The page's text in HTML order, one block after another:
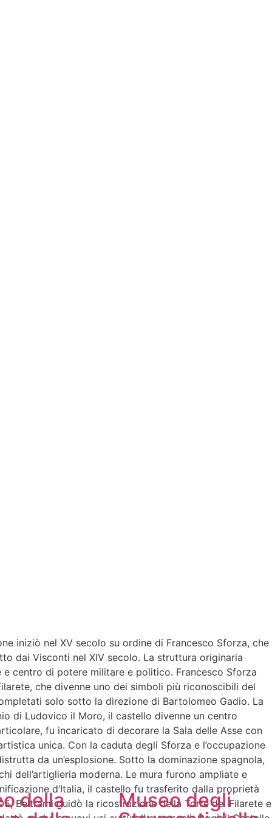
iniziò nel XV secolo su ordine di Francesco Sforza, che
dai Visconti nel XIV secolo. La struttura originaria
centro di potere militare e politico. Francesco Sforza
che divenne uno dei simboli più riconoscibili del
solo sotto la direzione di Bartolomeo Gadio. La
di Ludovico il Moro, il castello divenne un centro
fu incaricato di decorare la Sala delle Asse con
unica. Con la caduta degli Sforza e l’occupazione
da un’esplosione. Sotto la dominazione spagnola,
dell’artiglieria moderna. Le mura furono ampliate e
d’Italia, il castello fu trasferito dalla proprietà
Beltrami guidò la ricostruzione della Torre del Filarete e
della
Museo degli